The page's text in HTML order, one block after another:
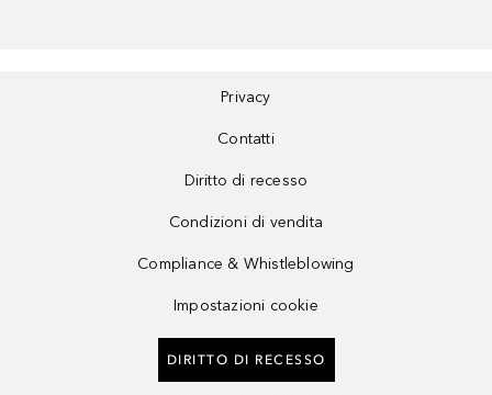
Privacy
Contatti
Diritto di recesso
Condizioni di vendita
Compliance & Whistleblowing
Impostazioni cookie
DIRITTO DI RECESSO